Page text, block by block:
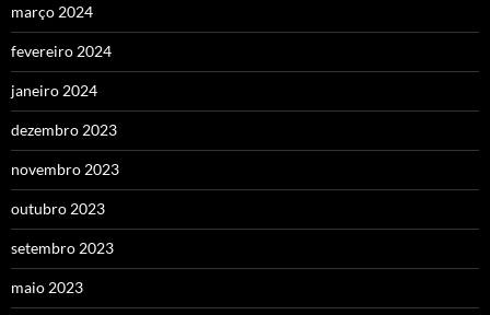
março 2024
fevereiro 2024
janeiro 2024
dezembro 2023
novembro 2023
outubro 2023
setembro 2023
maio 2023